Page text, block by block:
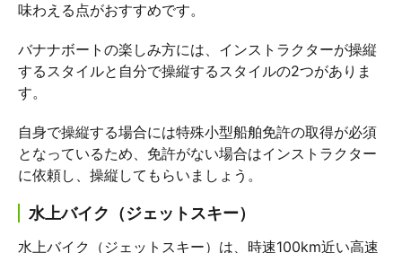
味わえる点がおすすめです。
バナナボートの楽しみ方には、インストラクターが操縦
するスタイルと自分で操縦するスタイルの2つがありま
す。
自身で操縦する場合には特殊小型船舶免許の取得が必須
となっているため、免許がない場合はインストラクター
に依頼し、操縦してもらいましょう。
水上バイク（ジェットスキー）
水上バイク（ジェットスキー）は、時速100km近い高速